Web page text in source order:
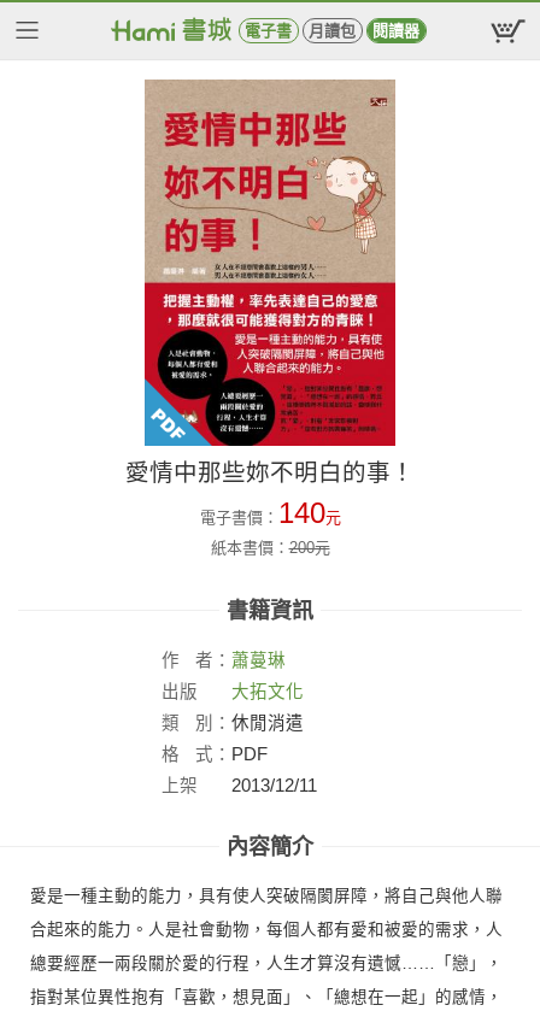
電子書 月讀包 閱讀器
愛情中那些妳不明白的事！
電子書價： 140元
紙本書價：200元
書籍資訊
作 者： 蕭蔓琳
出版
社：
大拓文化
類
別： 休閒消遣
格
式： PDF
上架
2013/12/11
內容簡介
愛是一種主動的能力，具有使人突破隔閡屏障，將自己與他人聯
合起來的能力。人是社會動物，每個人都有愛和被愛的需求，人
總要經歷一兩段關於愛的行程，人生才算沒有遺憾……「戀」，
指對某位異性抱有「喜歡，想見面」、「總想在一起」的感情，